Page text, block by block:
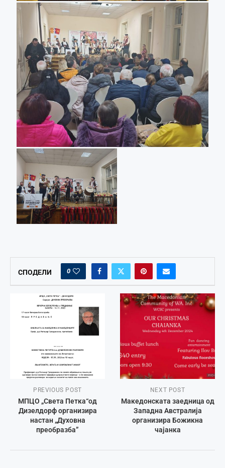
СПОДЕЛИ 0
PREVIOUS POST
МПЦО „Света Петка“од
Дизелдорф организира
настан „Духовна
преобразба”
NEXT POST
Македонската заедница од
Западна Австралија
организира Божикна
чајанка